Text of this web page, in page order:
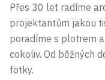
Přes 30 let radíme
projektantům jakou
poradíme s plotrem
cokoliv. Od běžných
fotky.